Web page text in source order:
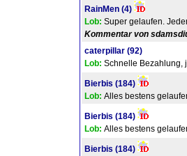
RainMen (4)
Lob: Super gelaufen.
Kommentar von
caterpillar (92)
Lob: Schnelle Bezahlung,
Bierbis (184)
Lob: Alles bestens
Bierbis (184)
Lob: Alles bestens
Bierbis (184)